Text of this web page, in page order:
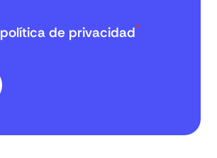
política de privacidad*